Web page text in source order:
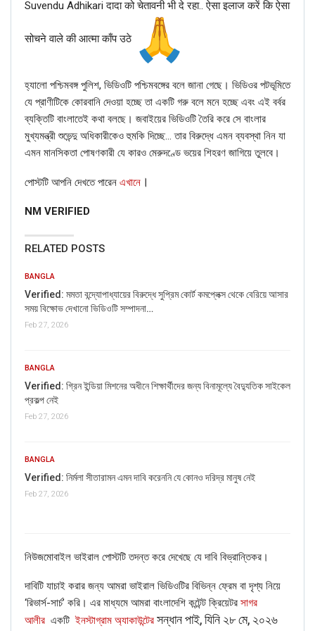
claim to be MISLEADING.
The Sky Is Pink apart from Priyanka Chopra stars Farhan
Akhtar, Zaira Wasim & Rohit Saraf. NewsMobile found a
photo uploaded by Rohit Saraf on his Instagram account
on March 9 this year.
View this post on Instagram
Water babies… not
@roykapurfilms @rsvpmovies
A post shared by
Suvendu Adhikari दादा को चेतावनी भी दे रहा.. ऐसा इलाज करें कि ऐसा
सोचने वाले की आत्मा काँप उठे
হ্যালো পশ্চিমবঙ্গ পুলিশ, ভিডিওটি পশ্চিমবঙ্গের বলে জানা গেছে। ভিডিওর পটভূমিতে
যে প্রাণীটিকে কোরবানি দেওয়া হচ্ছে তা একটি গরু বলে মনে হচ্ছে এবং এই বর্বর
ব্যক্তিটি বাংলাতেই কথা বলছে। জবাইয়ের ভিডিওটি তৈরি করে সে বাংলার
মুখ্যমন্ত্রী শুভেন্দু অধিকারীকেও হুমকি দিচ্ছে… তার বিরুদ্ধে এমন ব্যবস্থা নিন যা
এমন মানসিকতা পোষণকারী যে কারও মেরুদণ্ডে ভয়ের শিহরণ জাগিয়ে তুলবে।
পোস্টটি আপনি দেখতে পারেন এখানে ।
NM VERIFIED
RELATED POSTS
BANGLA
Verified: মমতা বন্দ্যোপাধ্যায়ের বিরুদ্ধে সুপ্রিম কোর্ট কমপ্লেক্স থেকে বেরিয়ে আসার
সময় বিক্ষোভ দেখানো ভিডিওটি সম্পাদনা…
Feb 27, 2026
BANGLA
Verified: গ্রিন ইন্ডিয়া মিশনের অধীনে শিক্ষার্থীদের জন্য বিনামূল্যে বৈদ্যুতিক সাইকেল
প্রকল্প নেই
Feb 27, 2026
BANGLA
Verified: নির্মলা সীতারামন এমন দাবি করেননি যে কোনও দরিদ্র মানুষ নেই
Feb 27, 2026
নিউজমোবাইল ভাইরাল পোস্টটি তদন্ত করে দেখেছে যে দাবি বিভ্রান্তিকর।
দাবিটি যাচাই করার জন্য আমরা ভাইরাল ভিডিওটির বিভিন্ন ফ্রেম বা দৃশ্য নিয়ে
‘রিভার্স-সার্চ’ করি। এর মাধ্যমে আমরা বাংলাদেশি কন্টেন্ট ক্রিয়েটর সাগর
আলীর একটি ইনস্টাগ্রাম অ্যাকাউন্টের সন্ধান পাই, যিনি ২৮ মে, ২০২৬